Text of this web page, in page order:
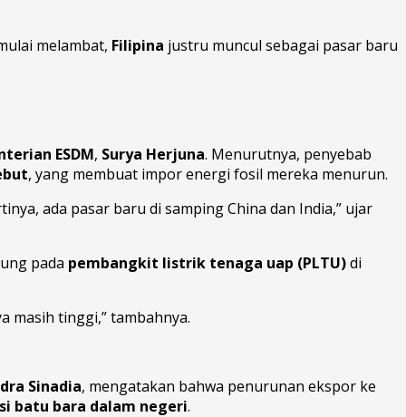
melambat, Filipina justru muncul sebagai pasar baru
ESDM, Surya Herjuna. Menurutnya, penyebab
, yang membuat impor energi fosil mereka menurun.
ada pasar baru di samping China dan India,” ujar
pada pembangkit listrik tenaga uap (PLTU)di
masih tinggi,” tambahnya.
Sinadia, mengatakan bahwa penurunan ekspor ke
batu bara dalam negeri.